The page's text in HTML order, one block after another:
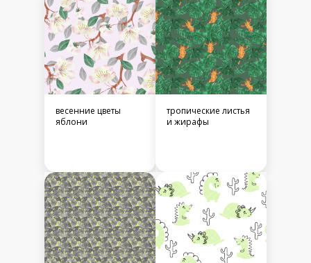
весенние цветы
яблони
тропические листья
и жирафы